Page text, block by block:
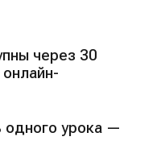
через 30
одного урока —